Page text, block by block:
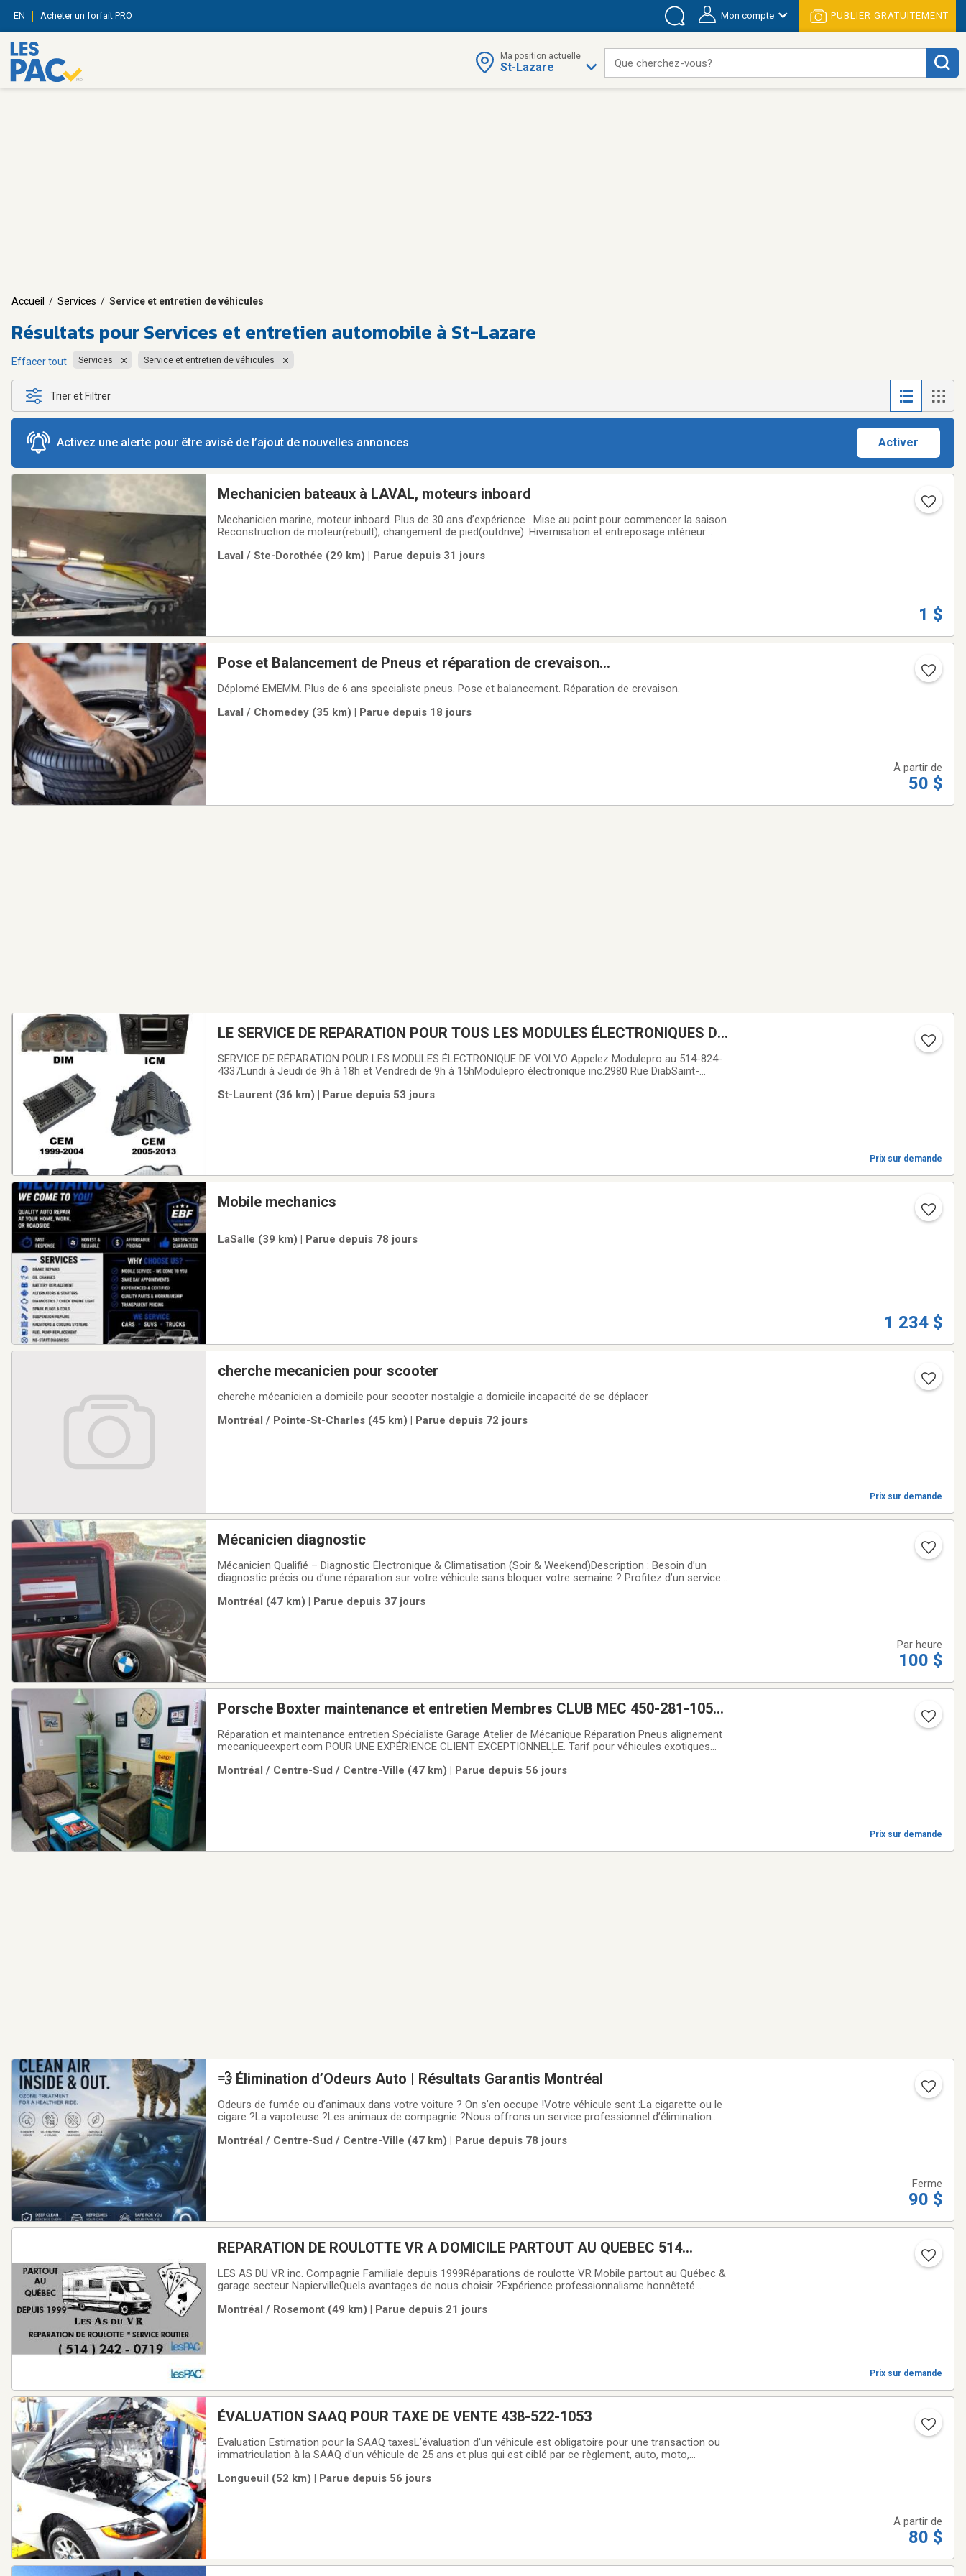
EN Acheter un forfait PRO Mon compte PUBLIER GRATUITEMENT
Ma position actuelle
St-Lazare Que cherchez-vous?
Accueil / Services / Service et entretien de véhicules
Résultats pourServices et entretien automobile à St-Lazare
Effacer tout Services Service et entretien de véhicules
Trier et Filtrer
Activez une alerte pour être avisé de l’ajout de nouvelles annonces Activer
Mechanicien bateaux à LAVAL, moteurs inboard
Mechanicien marine, moteur inboard. Plus de 30 ans d’expérience . Mise au point pour commencer la saison.
Reconstruction de moteur(rebuilt), changement de pied(outdrive). Hivernisation et entreposage intérieur
Laval / Ste-Dorothée (29 km) | Parue depuis 31 jours
1 $
Pose et Balancement de Pneus et réparation de crevaison...
Déplomé EMEMM. Plus de 6 ans specialiste pneus. Pose et balancement. Réparation de crevaison.
Laval / Chomedey (35 km) | Parue depuis 18 jours
À partir de
50 $
LE SERVICE DE REPARATION POUR TOUS LES MODULES ÉLECTRONIQUES DE
SERVICE DE RÉPARATION POUR LES MODULES ÉLECTRONIQUE DE VOLVO Appelez Modulepro au 514-824-
4337Lundi à Jeudi de 9h à 18h et Vendredi de 9h à 15hModulepro électronique inc.2980 Rue DiabSaint-
centrale (CEM) ⦁ Module de commande d'info-divertissement (ICM)
St-Laurent (36 km) | Parue depuis 53 jours
Prix sur demande
Mobile mechanics
LaSalle (39 km) | Parue depuis 78 jours
1 234 $
cherche mecanicien pour scooter
cherche mécanicien a domicile pour scooter nostalgie a domicile incapacité de se déplacer
Montréal / Pointe-St-Charles (45 km) | Parue depuis 72 jours
Prix sur demande
Mécanicien diagnostic
Mécanicien Qualifié – Diagnostic Électronique & Climatisation (Soir & Weekend)Description : Besoin d’un
diagnostic précis ou d’une réparation sur votre véhicule sans bloquer votre semaine ? Profitez d’un service
SERVICES ET TARIFSTaux
Montréal (47 km) | Parue depuis 37 jours
Par heure
100 $
Porsche Boxter maintenance et entretien Membres CLUB MEC 450-281-1053
Réparation et maintenance entretien Spécialiste Garage Atelier de Mécanique Réparation Pneus alignement
mecaniqueexpert.com POUR UNE EXPÉRIENCE CLIENT EXCEPTIONNELLE. Tarif pour véhicules exotiques
DISPONIBLES* Spécialistes : Mercedes-Benz Porsche BMW MINI
Montréal / Centre-Sud / Centre-Ville (47 km) | Parue depuis 56 jours
Prix sur demande
💨 Élimination d’Odeurs Auto | Résultats Garantis Montréal
Odeurs de fumée ou d’animaux dans votre voiture ? On s’en occupe !Votre véhicule sent :La cigarette ou le
cigare ?La vapoteuse ?Les animaux de compagnie ?Nous offrons un service professionnel d’élimination
source — sans simplement les masquer.✅
Montréal / Centre-Sud / Centre-Ville (47 km) | Parue depuis 78 jours
Ferme
90 $
REPARATION DE ROULOTTE VR A DOMICILE PARTOUT AU QUEBEC 514
LES AS DU VR inc. Compagnie Familiale depuis 1999Réparations de roulotte VR Mobile partout au Québec &
garage secteur NapiervilleQuels avantages de nous choisir ?Expérience professionnalisme honnêteté
indispensableInfiltration d'eau Toiture Plancher Projet
Montréal / Rosemont (49 km) | Parue depuis 21 jours
Prix sur demande
ÉVALUATION SAAQ POUR TAXE DE VENTE 438-522-1053
Évaluation Estimation pour la SAAQ taxesL’évaluation d'un véhicule est obligatoire pour une transaction ou
immatriculation à la SAAQ d'un véhicule de 25 ans et plus qui est ciblé par ce règlement, auto, moto,
et courtois.Évaluation
Longueuil (52 km) | Parue depuis 56 jours
À partir de
80 $